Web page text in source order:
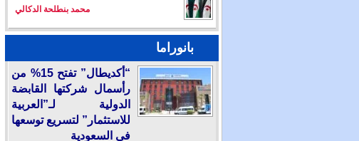
محمد بنطلحة الدكالي
بانوراما
“أكديطال” تفتح 15% من
رأسمال شركتها القابضة
الدولية لـ”العربية
للاستثمار” لتسريع توسعها
في السعودية